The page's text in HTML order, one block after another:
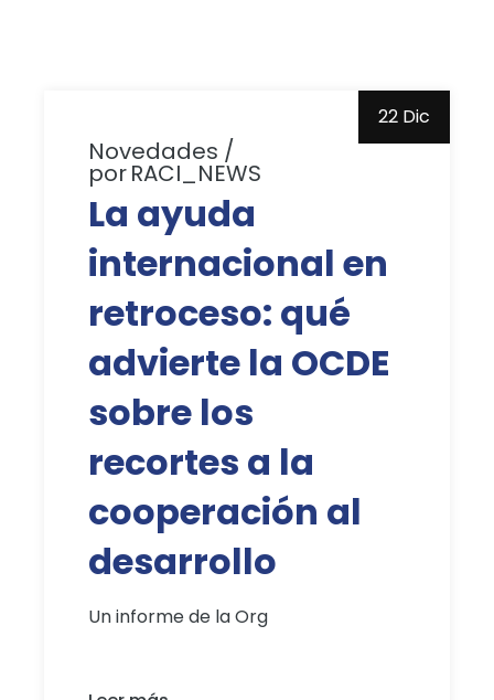
22 Dic
Novedades
porRACI_NEWS
La ayuda
internacional en
retroceso: qué
advierte la OCDE
sobre los
recortes a la
cooperación al
desarrollo
Un informe de la Org